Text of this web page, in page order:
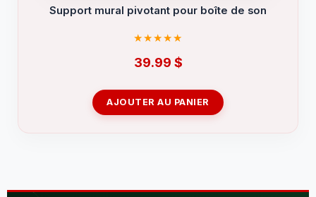
Support mural pivotant pour boîte de son
39.99 $
AJOUTER AU PANIER